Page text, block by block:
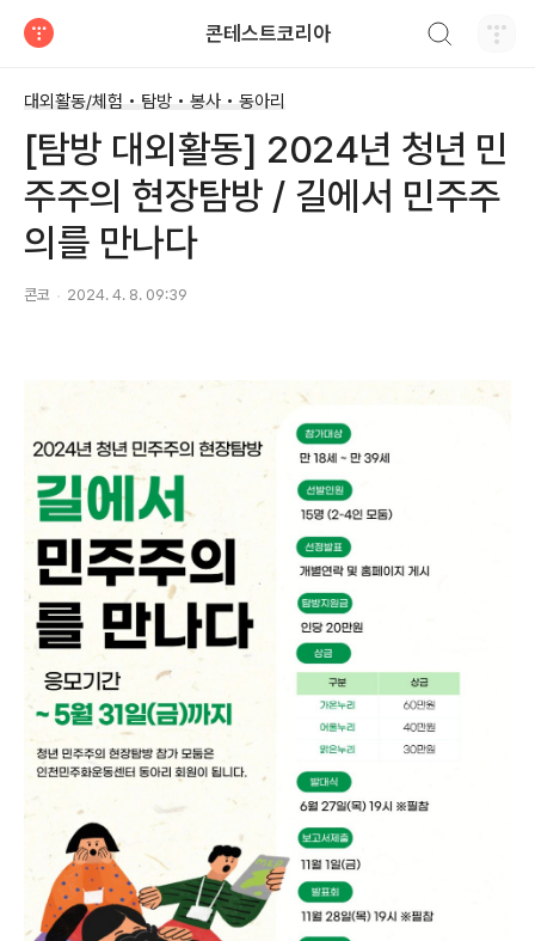
콘테스트코리아
대외활동/체험 • 탐방 • 봉사 • 동아리
[탐방 대외활동] 2024년 청년 민
주주의 현장탐방 / 길에서 민주주
의를 만나다
콘코 2024. 4. 8. 09:39